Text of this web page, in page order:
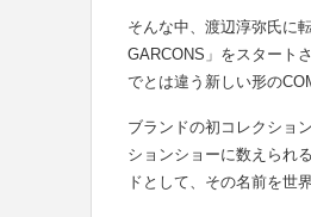
そんな中、渡辺淳弥氏に
GARCONS」をスタート
でとは違う新しい形の
ブランドの初コレクショ
ションショーに数えられ
ドとして、その名前を世